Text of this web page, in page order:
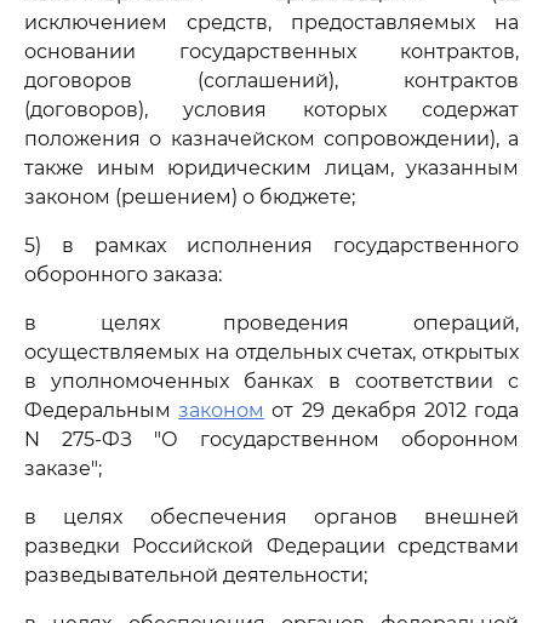
исключением средств, предоставляемых на
основании государственных контрактов,
договоров (соглашений), контрактов
(договоров), условия которых содержат
положения о казначейском сопровождении), а
также иным юридическим лицам, указанным
законом (решением) о бюджете;
5) в рамках исполнения государственного
оборонного заказа:
в целях проведения операций,
осуществляемых на отдельных счетах, открытых
в уполномоченных банках в соответствии с
Федеральнымзаконом от 29 декабря 2012 года
N 275-ФЗ "О государственном оборонном
заказе";
в целях обеспечения органов внешней
разведки Российской Федерации средствами
разведывательной деятельности;